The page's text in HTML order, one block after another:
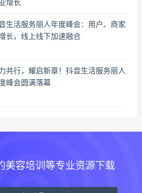
增长
生活服务丽人年度峰会：用户、商家
长，线上线下加速融合
共行，耀启新章！抖音生活服务丽人
峰会圆满落幕
美容培训等专业资源下载